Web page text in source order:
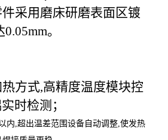
采用磨床研磨表面区镀
。
方式,高精度温度模块控
时检测；
内,超出温差范围设备自动调整,使发热